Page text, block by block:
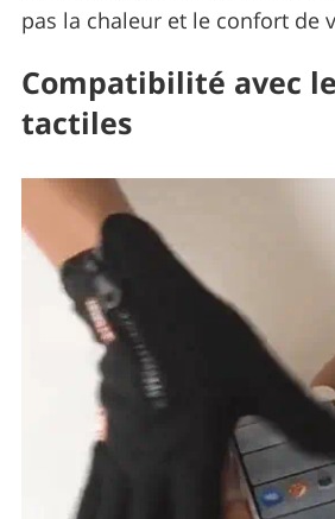
pas la chaleur et le confort de
Compatibilité avec
tactiles